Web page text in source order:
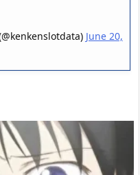
June 20,